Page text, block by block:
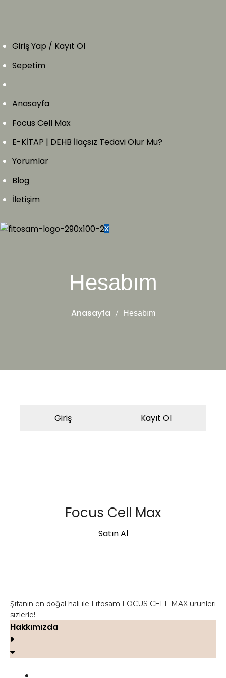
Giriş Yap / Kayıt Ol
Sepetim
Anasayfa
Focus Cell Max
E-KİTAP | DEHB İlaçsız Tedavi Olur Mu?
Yorumlar
Blog
İletişim
X
Hesabım
Anasayfa Hesabım
Giriş Kayıt Ol
Focus Cell Max
Satın Al
Şifanın en doğal hali ile Fitosam FOCUS CELL MAX ürünleri
sizlerle!
Hakkımızda